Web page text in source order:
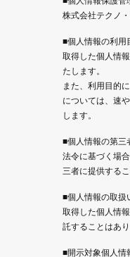
株式会社テクノ
■個人情報の利用
取得した個人情
たします。
また、利用目的
については、速
します。
■個人情報の第三
法令に基づく場
三者に提供する
■個人情報の取扱
取得した個人情
託することはあり
■開示対象個人情